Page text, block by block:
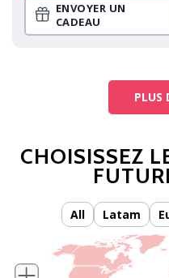
ENVOYER UN
CADEAU
PLUS
CHOISISSEZ
All Latam